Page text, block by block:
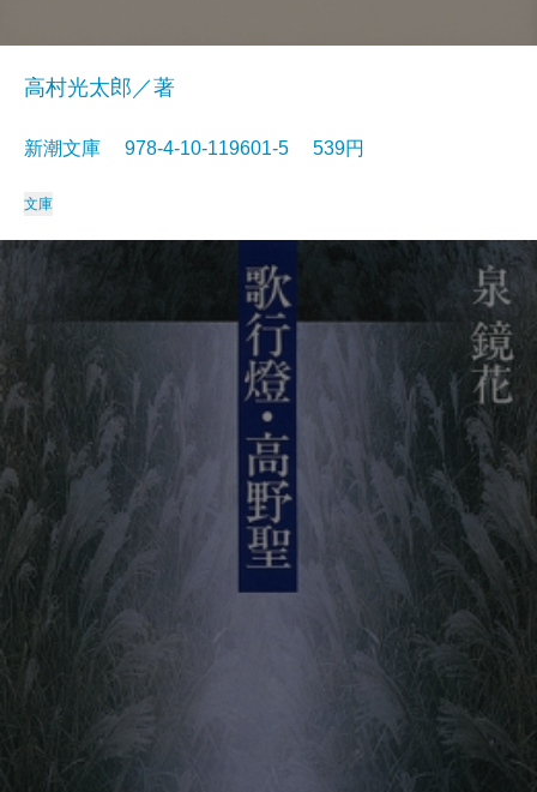
高村光太郎／著
新潮文庫 978-4-10-119601-5 539円
文庫